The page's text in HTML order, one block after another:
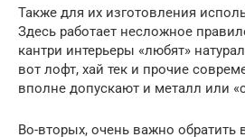
Также для их изготовления
Здесь работает несложное
кантри интерьеры «любят»
вот лофт, хай тек и прочие
вполне допускают и металл или
Во-вторых, очень важно обратить